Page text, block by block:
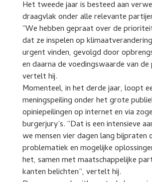
Het tweede jaar is besteed aan
draagvlak onder alle relevante
“We hebben gepraat over de
dat ze inspelen op
urgent vinden, gevolgd door
en daarna de voedingswaarde van
vertelt hij.
Momenteel, in het derde jaar, loopt
meningspeiling onder het grote
opiniepeilingen op internet en via
burgerjury’s. “Dat is een intensieve
we mensen vier dagen lang bijpraten
problematiek en mogelijke
het, samen met maatschappelijke
kanten belichten”, vertelt hij.